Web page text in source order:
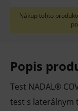
Nákup tohto
Popis
Test NADAL®
test s laterálnym